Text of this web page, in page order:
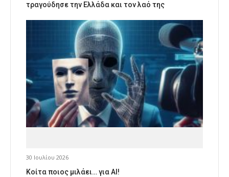
τραγούδησε την Ελλάδα και τον λαό της
30 Ιουλίου 2026
Κοίτα ποιος μιλάει… για AI!